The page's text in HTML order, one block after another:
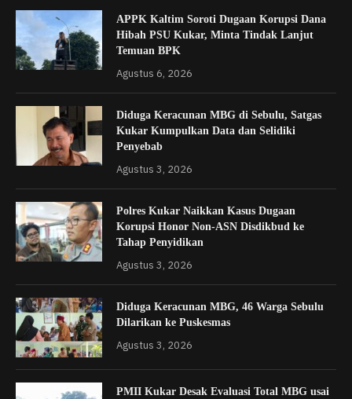
APPK Kaltim Soroti Dugaan Korupsi Dana
Hibah PSU Kukar, Minta Tindak Lanjut
Temuan BPK
Agustus 6, 2026
Diduga Keracunan MBG di Sebulu, Satgas
Kukar Kumpulkan Data dan Selidiki
Penyebab
Agustus 3, 2026
Polres Kukar Naikkan Kasus Dugaan
Korupsi Honor Non-ASN Disdikbud ke
Tahap Penyidikan
Agustus 3, 2026
Diduga Keracunan MBG, 46 Warga Sebulu
Dilarikan ke Puskesmas
Agustus 3, 2026
PMII Kukar Desak Evaluasi Total MBG usai